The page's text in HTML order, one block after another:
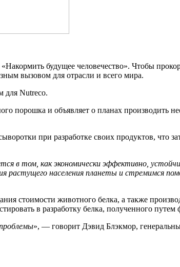
будущее человечество». Чтобы
вызовом для отрасли и всего мира.
для Nutreco.
порошка и объявляет о планах производить
при разработке своих продуктов, что
в том, как экономически эффективно,
населения планеты и стремимся
стоимости животного белка, а также
в разработку белка, полученного путем
», — говорит Дэвид Блэкмор,